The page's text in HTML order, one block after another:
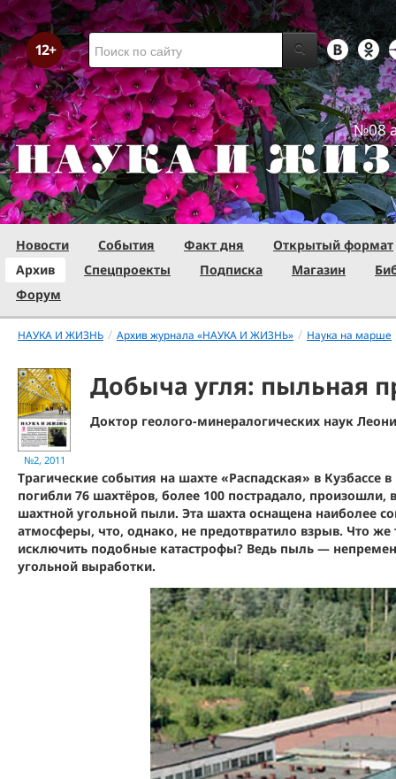
№08
Новости События Факт дня
Открытый формат
Архив
Спецпроекты Подписка Магазин
Форум
НАУКА И ЖИЗНЬ / Архив журнала «НАУКА И ЖИЗНЬ» / Наука на марше
№2, 2011
Добыча угля: пыльная
Доктор геолого-минералогических наук
Трагические события на шахте «Распадская» в Кузбассе
погибли 76 шахтёров, более 100 пострадало, произошли,
шахтной угольной пыли. Эта шахта оснащена наиболее
атмосферы, что, однако, не предотвратило взрыв. Что
исключить подобные катастрофы? Ведь пыль —
угольной выработки.